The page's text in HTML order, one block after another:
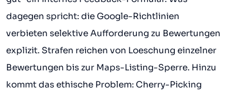
dagegen spricht: die Google-Richtlinien
verbieten selektive Aufforderung zu Bewertungen
explizit. Strafen reichen von Loeschung einzelner
Bewertungen bis zur Maps-Listing-Sperre. Hinzu
kommt das ethische Problem: Cherry-Picking